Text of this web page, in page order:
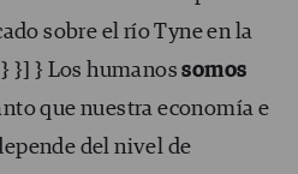
sobre el río Tyne en la
}] } Los humanossomos
que nuestra economía e
del nivel de